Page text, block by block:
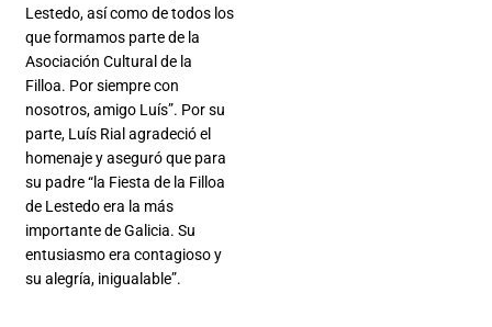
Lestedo, así como de todos los
que formamos parte de la
Asociación Cultural de la
Filloa. Por siempre con
nosotros, amigo Luís”. Por su
parte, Luís Rial agradeció el
homenaje y aseguró que para
su padre “la Fiesta de la Filloa
de Lestedo era la más
importante de Galicia. Su
entusiasmo era contagioso y
su alegría, inigualable”.